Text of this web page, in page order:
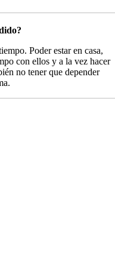
Poder estar en casa,
con ellos y a la vez hacer
no tener que depender